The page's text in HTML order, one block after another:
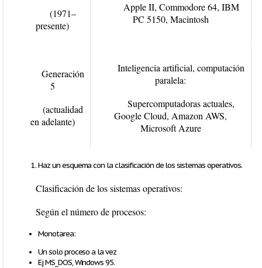
(1971–
presente)
Apple II, Commodore 64, IBM
PC 5150, Macintosh
Generación
5
(actualidad
en adelante)
Inteligencia artificial, computación
paralela:
Supercomputadoras actuales,
Google Cloud, Amazon AWS,
Microsoft Azure
Haz un esquema con la clasificación de los sistemas operativos.
Clasificación de los sistemas operativos:
Según el número de procesos:
Monotarea:
Un solo proceso a la vez
Ej MS_DOS, Windows 95.